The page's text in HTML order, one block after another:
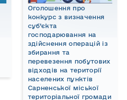
Оголошення про
конкурс з визначення
суб’єкта
господарювання на
здійснення операцій із
збирання та
перевезення побутових
відходів на території
населених пунктів
Сарненської міської
територіальної громади